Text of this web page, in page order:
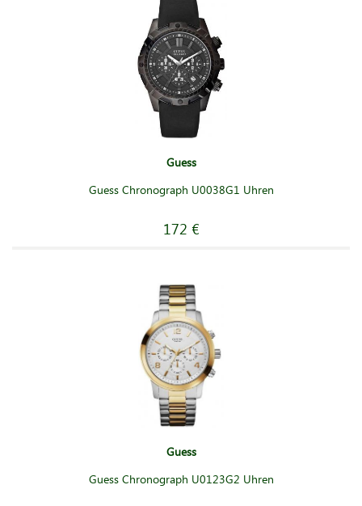
Guess
Guess Chronograph U0038G1 Uhren
172 €
Guess
Guess Chronograph U0123G2 Uhren